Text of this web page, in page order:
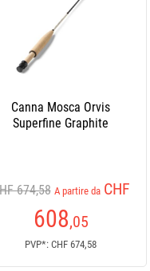
Canna Mosca Orvis
Superfine Graphite
674,58 A partire da CHF
608,05
PVP*: CHF 674,58